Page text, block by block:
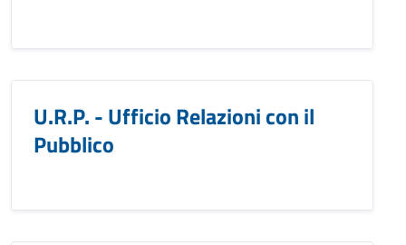
U.R.P. - Ufficio Relazioni con il
Pubblico